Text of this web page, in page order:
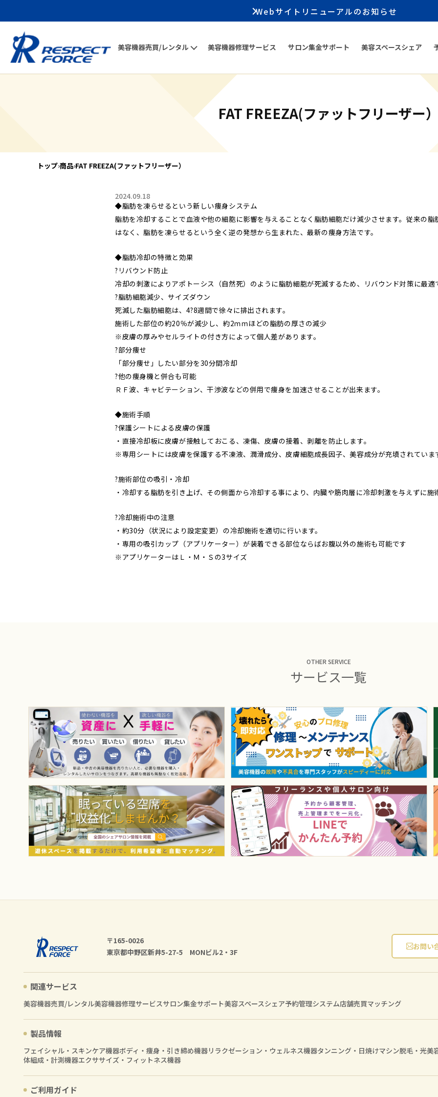
Webサイトリニューアルのお知らせ
美容機器売買/レンタル 美容機器修理サービス サロン集金サポート 美容スペースシェア
FAT FREEZA(ファットフリーザー
トップ›商品›FAT FREEZA(ファットフリーザー）
2024.09.18
◆脂肪を凍らせるという新しい痩身システム
脂肪を冷却することで血液や他の細胞に影響を与えることなく脂肪細胞だけ減少させます。従来の
はなく、脂肪を凍らせるという全く逆の発想から生まれた、最新の痩身方法です。
◆脂肪冷却の特徴と効果
?リバウンド防止
冷却の刺激によりアポトーシス（自然死）のように脂肪細胞が死滅するため、リバウンド対策に最適
?脂肪細胞減少、サイズダウン
死滅した脂肪細胞は、4?8週間で徐々に排出されます。
施術した部位の約20％が減少し、約2ｍｍほどの脂肪の厚さの減少
※皮膚の厚みやセルライトの付き方によって個人差があります。
?部分痩せ
「部分痩せ」したい部分を30分間冷却
?他の痩身機と併合も可能
ＲＦ波、キャビテーション、干渉波などの併用で痩身を加速させることが出来ます。
◆施術手順
?保護シートによる皮膚の保護
・直接冷却板に皮膚が接触しておこる、凍傷、皮膚の接着、剥離を防止します。
※専用シートには皮膚を保護する不凍液、潤滑成分、皮膚細胞成長因子、美容成分が充填されていま
?施術部位の吸引・冷却
・冷却する脂肪を引き上げ、その側面から冷却する事により、内臓や筋肉層に冷却刺激を与えずに施
?冷却施術中の注意
・約30分（状況により設定変更）の冷却施術を適切に行います。
・専用の吸引カップ（アプリケーター）が装着できる部位ならばお腹以外の施術も可能です
※アプリケーターはＬ・Ｍ・Ｓの3サイズ
OTHER SERVICE
サービス一覧
〒165-0026
東京都中野区新井5-27-5 MONビル2・3F
お問い
関連サービス
美容機器売買/レンタル美容機器修理サービスサロン集金サポート美容スペースシェア予約管理システム店舗売買マッチング
製品情報
フェイシャル・スキンケア機器ボディ・痩身・引き締め機器リラクゼーション・ウェルネス機器タンニング・日焼けマシン脱毛・光美
体組成・計測機器エクササイズ・フィットネス機器
ご利用ガイド